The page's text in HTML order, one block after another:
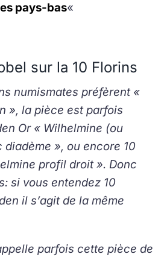
pays-bas«
sur la 10 Florins
numismates préfèrent «
», la pièce est parfois
Or « Wilhelmine (ou
», ou encore 10
profil droit ». Donc
si vous entendez 10
il s’agit de la même
parfois cette pièce de